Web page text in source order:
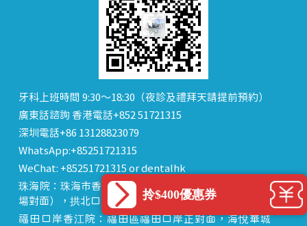
牙科上班時間 9:30～18:30（夜診及禮拜天請提前預約）
廣東話諮詢 香港電話+852 51721315
深圳電話+86 13128823079
WhatsApp:+85251721315
WeChat: +85251721315 or dentalhk
珠海院：珠海市香洲區 拱北中建商業大廈 15樓（迎賓廣
場對面），拱北口岸步行8分鐘直達
福田口岸香江院：福田區福田口岸正對面，海悅華城
拎$400優惠券